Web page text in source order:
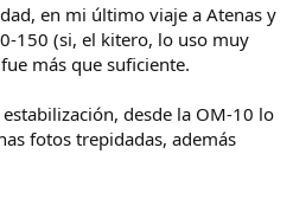
en mi último viaje a Atenas y
150 (si, el kitero, lo uso muy
más que suficiente.
desde la OM-10 lo
fotos trepidadas, además